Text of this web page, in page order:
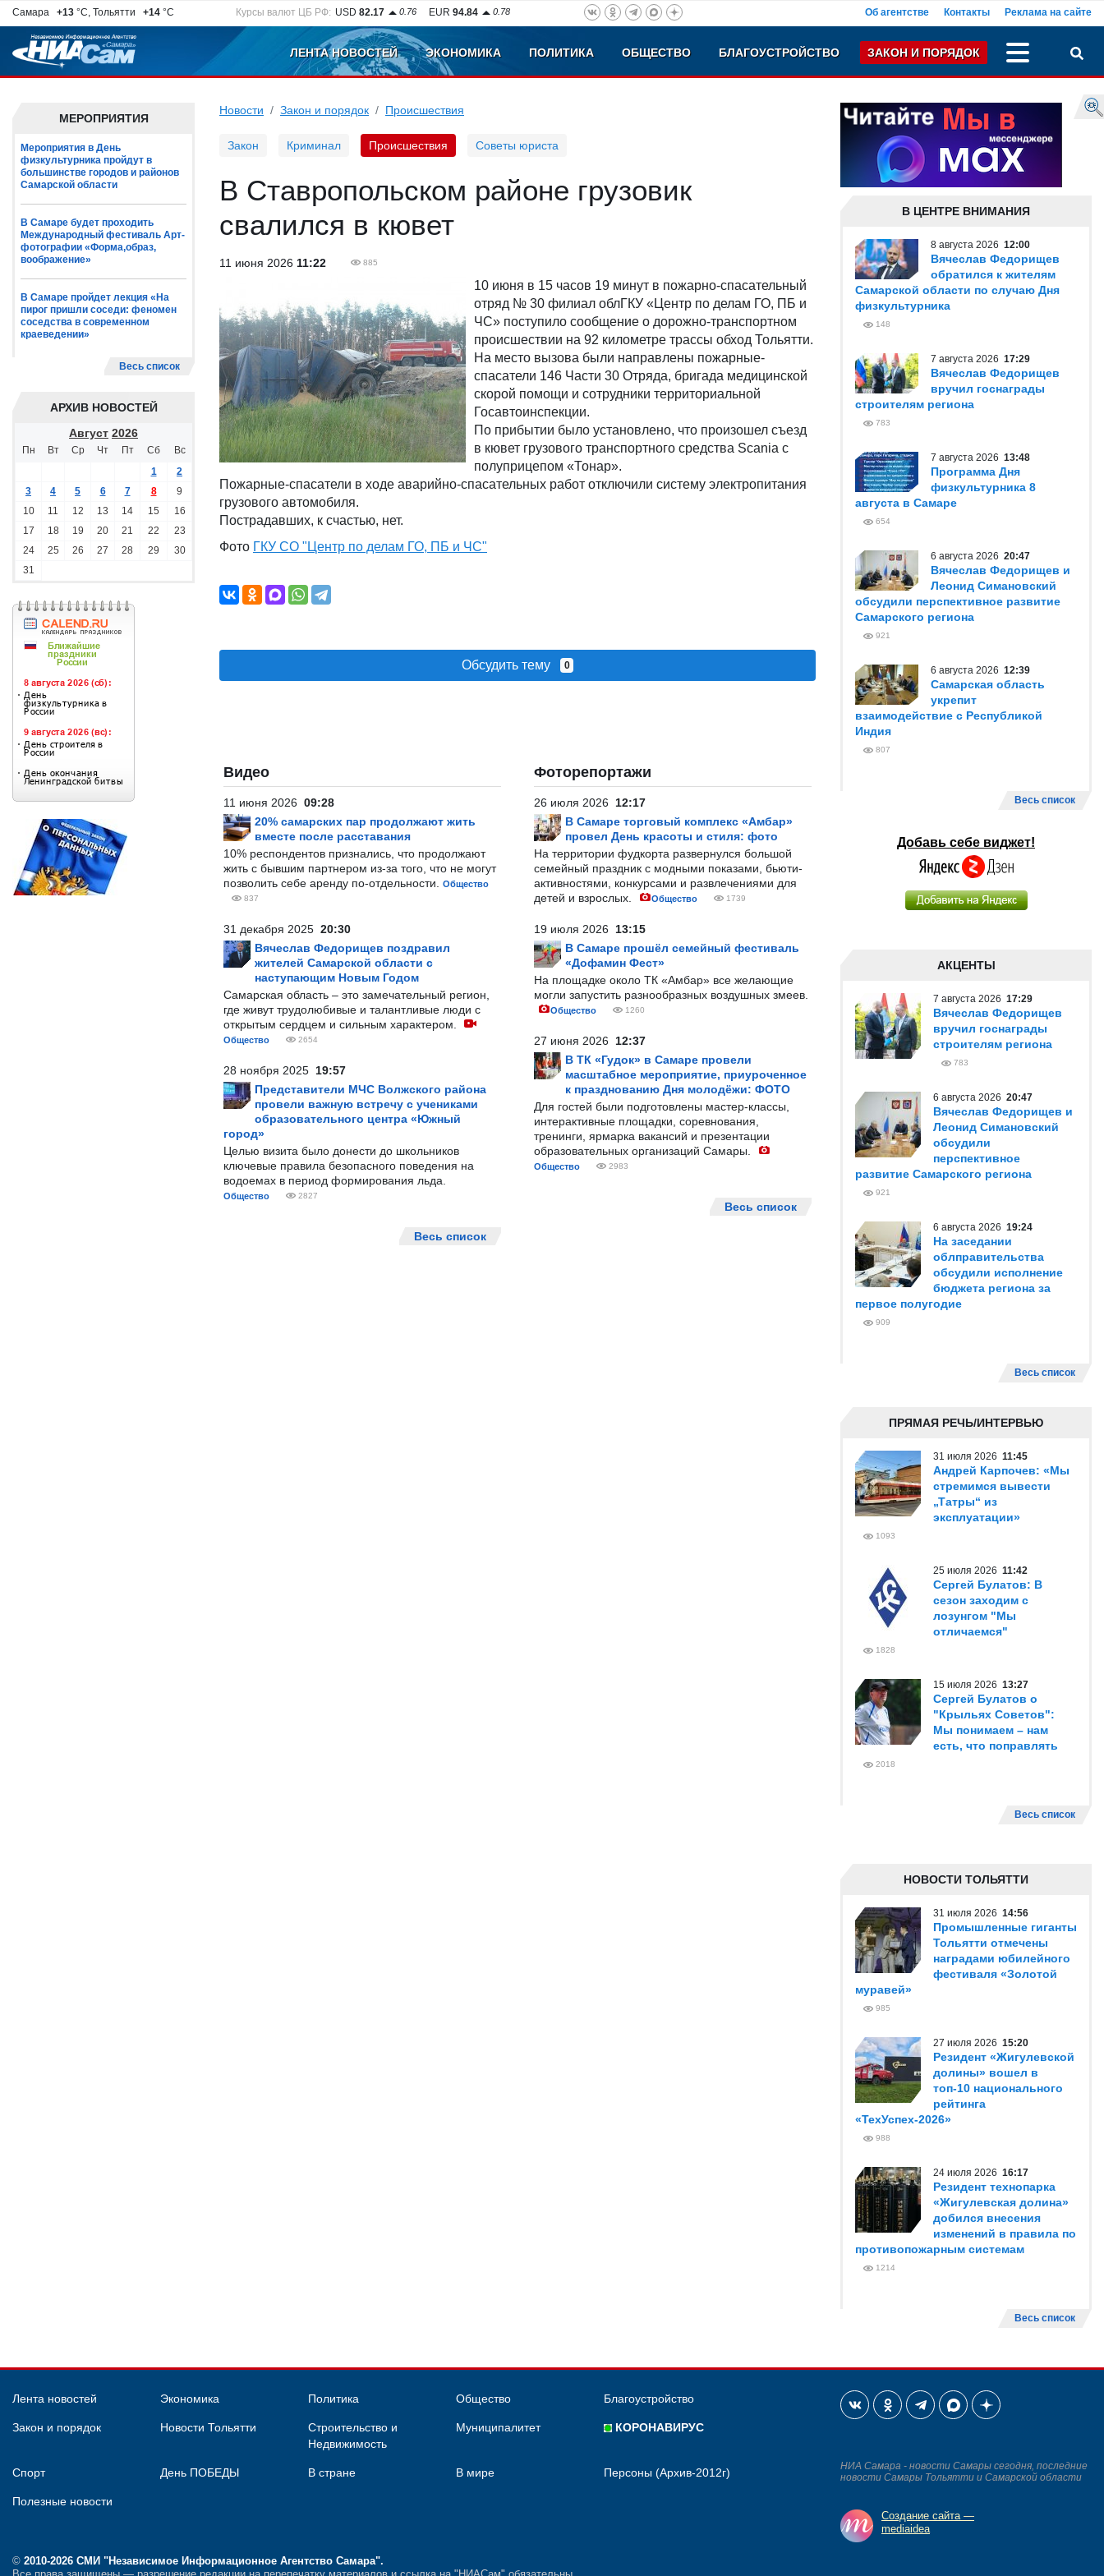
Самара +13 °C, Тольятти +14 °C Курсы валют ЦБ РФ: USD 82.17 0.76 EUR 94.84 0.78 Об агентстве Контакты Реклама на сайте
ЛЕНТА НОВОСТЕЙ ЭКОНОМИКА ПОЛИТИКА ОБЩЕСТВО БЛАГОУСТРОЙСТВО ЗАКОН И ПОРЯДОК
МЕРОПРИЯТИЯ
Мероприятия в День
физкультурника пройдут в
большинстве городов и районов
Самарской области
В Самаре будет проходить
Международный фестиваль Арт-
фотографии «Форма,образ,
воображение»
В Самаре пройдет лекция «На
пирог пришли соседи: феномен
соседства в современном
краеведении»
Весь список
АРХИВ НОВОСТЕЙ
Август 2026
Пн Вт Ср Чт Пт Сб
Вс
1
2
3
4 5 6 7 8
9
10
11 12 13 14 15
16
17
18 19 20 21 22
23
24
25 26 27 28 29
30
31
Новости Закон и порядок Происшествия
Закон Криминал Происшествия Советы юриста
В Ставропольском районе грузовик
свалился в кювет
11 июня 2026 11:22 885
10 июня в 15 часов 19 минут в пожарно-спасательный
отряд № 30 филиал облГКУ «Центр по делам ГО, ПБ и
ЧС» поступило сообщение о дорожно-транспортном
происшествии на 92 километре трассы обход Тольятти.
На место вызова были направлены пожарные-
спасатели 146 Части 30 Отряда, бригада медицинской
скорой помощи и сотрудники территориальной
Госавтоинспекции.
По прибытии было установлено, что произошел съезд
в кювет грузового транспортного средства Scania с
полуприцепом «Тонар».
Пожарные-спасатели в ходе аварийно-спасательных работ отключили систему электропитания
грузового автомобиля.
Пострадавших, к счастью, нет.
Фото ГКУ СО "Центр по делам ГО, ПБ и ЧС"
Обсудить тему 0
Видео
11 июня 2026 09:28
20% самарских пар продолжают жить
вместе после расставания
10% респондентов признались, что продолжают
жить с бывшим партнером из-за того, что не могут
позволить себе аренду по-отдельности.
Общество
837
31 декабря 2025 20:30
Вячеслав Федорищев поздравил
жителей Самарской области с
наступающим Новым Годом
Самарская область – это замечательный регион,
где живут трудолюбивые и талантливые люди с
открытым сердцем и сильным характером.
Общество 2654
28 ноября 2025 19:57
Представители МЧС Волжского района
провели важную встречу с учениками
образовательного центра «Южный
город»
Целью визита было донести до школьников
ключевые правила безопасного поведения на
водоемах в период формирования льда.
Общество 2827
Весь список
Фоторепортажи
26 июля 2026 12:17
В Самаре торговый комплекс «Амбар»
провел День красоты и стиля: фото
На территории фудкорта развернулся большой
семейный праздник с модными показами, бьюти-
активностями, конкурсами и развлечениями для
детей и взрослых.
Общество 1739
19 июля 2026 13:15
В Самаре прошёл семейный фестиваль
«Дофамин Фест»
На площадке около ТК «Амбар» все желающие
могли запустить разнообразных воздушных змеев.
Общество 1260
27 июня 2026 12:37
В ТК «Гудок» в Самаре провели
масштабное мероприятие, приуроченное
к празднованию Дня молодёжи: ФОТО
Для гостей были подготовлены мастер-классы,
интерактивные площадки, соревнования,
тренинги, ярмарка вакансий и презентации
образовательных организаций Самары.
Общество 2983
Весь список
В ЦЕНТРЕ ВНИМАНИЯ
8 августа 2026 12:00
Вячеслав Федорищев
обратился к жителям
Самарской области по случаю Дня
физкультурника
148
7 августа 2026 17:29
Вячеслав Федорищев
вручил госнаграды
строителям региона
783
7 августа 2026 13:48
Программа Дня
физкультурника 8
августа в Самаре
654
6 августа 2026 20:47
Вячеслав Федорищев и
Леонид Симановский
обсудили перспективное развитие
Самарского региона
921
6 августа 2026 12:39
Самарская область
укрепит
взаимодействие с Республикой
Индия
807
Весь список
Добавь себе виджет!
АКЦЕНТЫ
7 августа 2026 17:29
Вячеслав Федорищев
вручил госнаграды
строителям региона
783
6 августа 2026 20:47
Вячеслав Федорищев и
Леонид Симановский
обсудили
перспективное
развитие Самарского региона
921
6 августа 2026 19:24
На заседании
облправительства
обсудили исполнение
бюджета региона за
первое полугодие
909
Весь список
ПРЯМАЯ РЕЧЬ/ИНТЕРВЬЮ
31 июля 2026 11:45
Андрей Карпочев: «Мы
стремимся вывести
„Татры“ из
эксплуатации»
1093
25 июля 2026 11:42
Сергей Булатов: В
сезон заходим с
лозунгом "Мы
отличаемся"
1828
15 июля 2026 13:27
Сергей Булатов о
"Крыльях Советов":
Мы понимаем – нам
есть, что поправлять
2018
Весь список
НОВОСТИ ТОЛЬЯТТИ
31 июля 2026 14:56
Промышленные гиганты
Тольятти отмечены
наградами юбилейного
фестиваля «Золотой
муравей»
985
27 июля 2026 15:20
Резидент «Жигулевской
долины» вошел в
топ-10 национального
рейтинга
«ТехУспех-2026»
988
24 июля 2026 16:17
Резидент технопарка
«Жигулевская долина»
добился внесения
изменений в правила по
противопожарным системам
1214
Весь список
Лента новостей Экономика Политика Общество Благоустройство
Закон и порядок Новости Тольятти
Строительство и
Недвижимость
Муниципалитет КОРОНАВИРУС
Спорт День ПОБЕДЫ В стране В мире Персоны (Архив-2012г)
Полезные новости
© 2010-2026 СМИ "Независимое Информационное Агентство Самара".
НИА Самара - новости Самары сегодня, последние
новости Самары Тольятти и Самарской области
Создание сайта —
mediaidea